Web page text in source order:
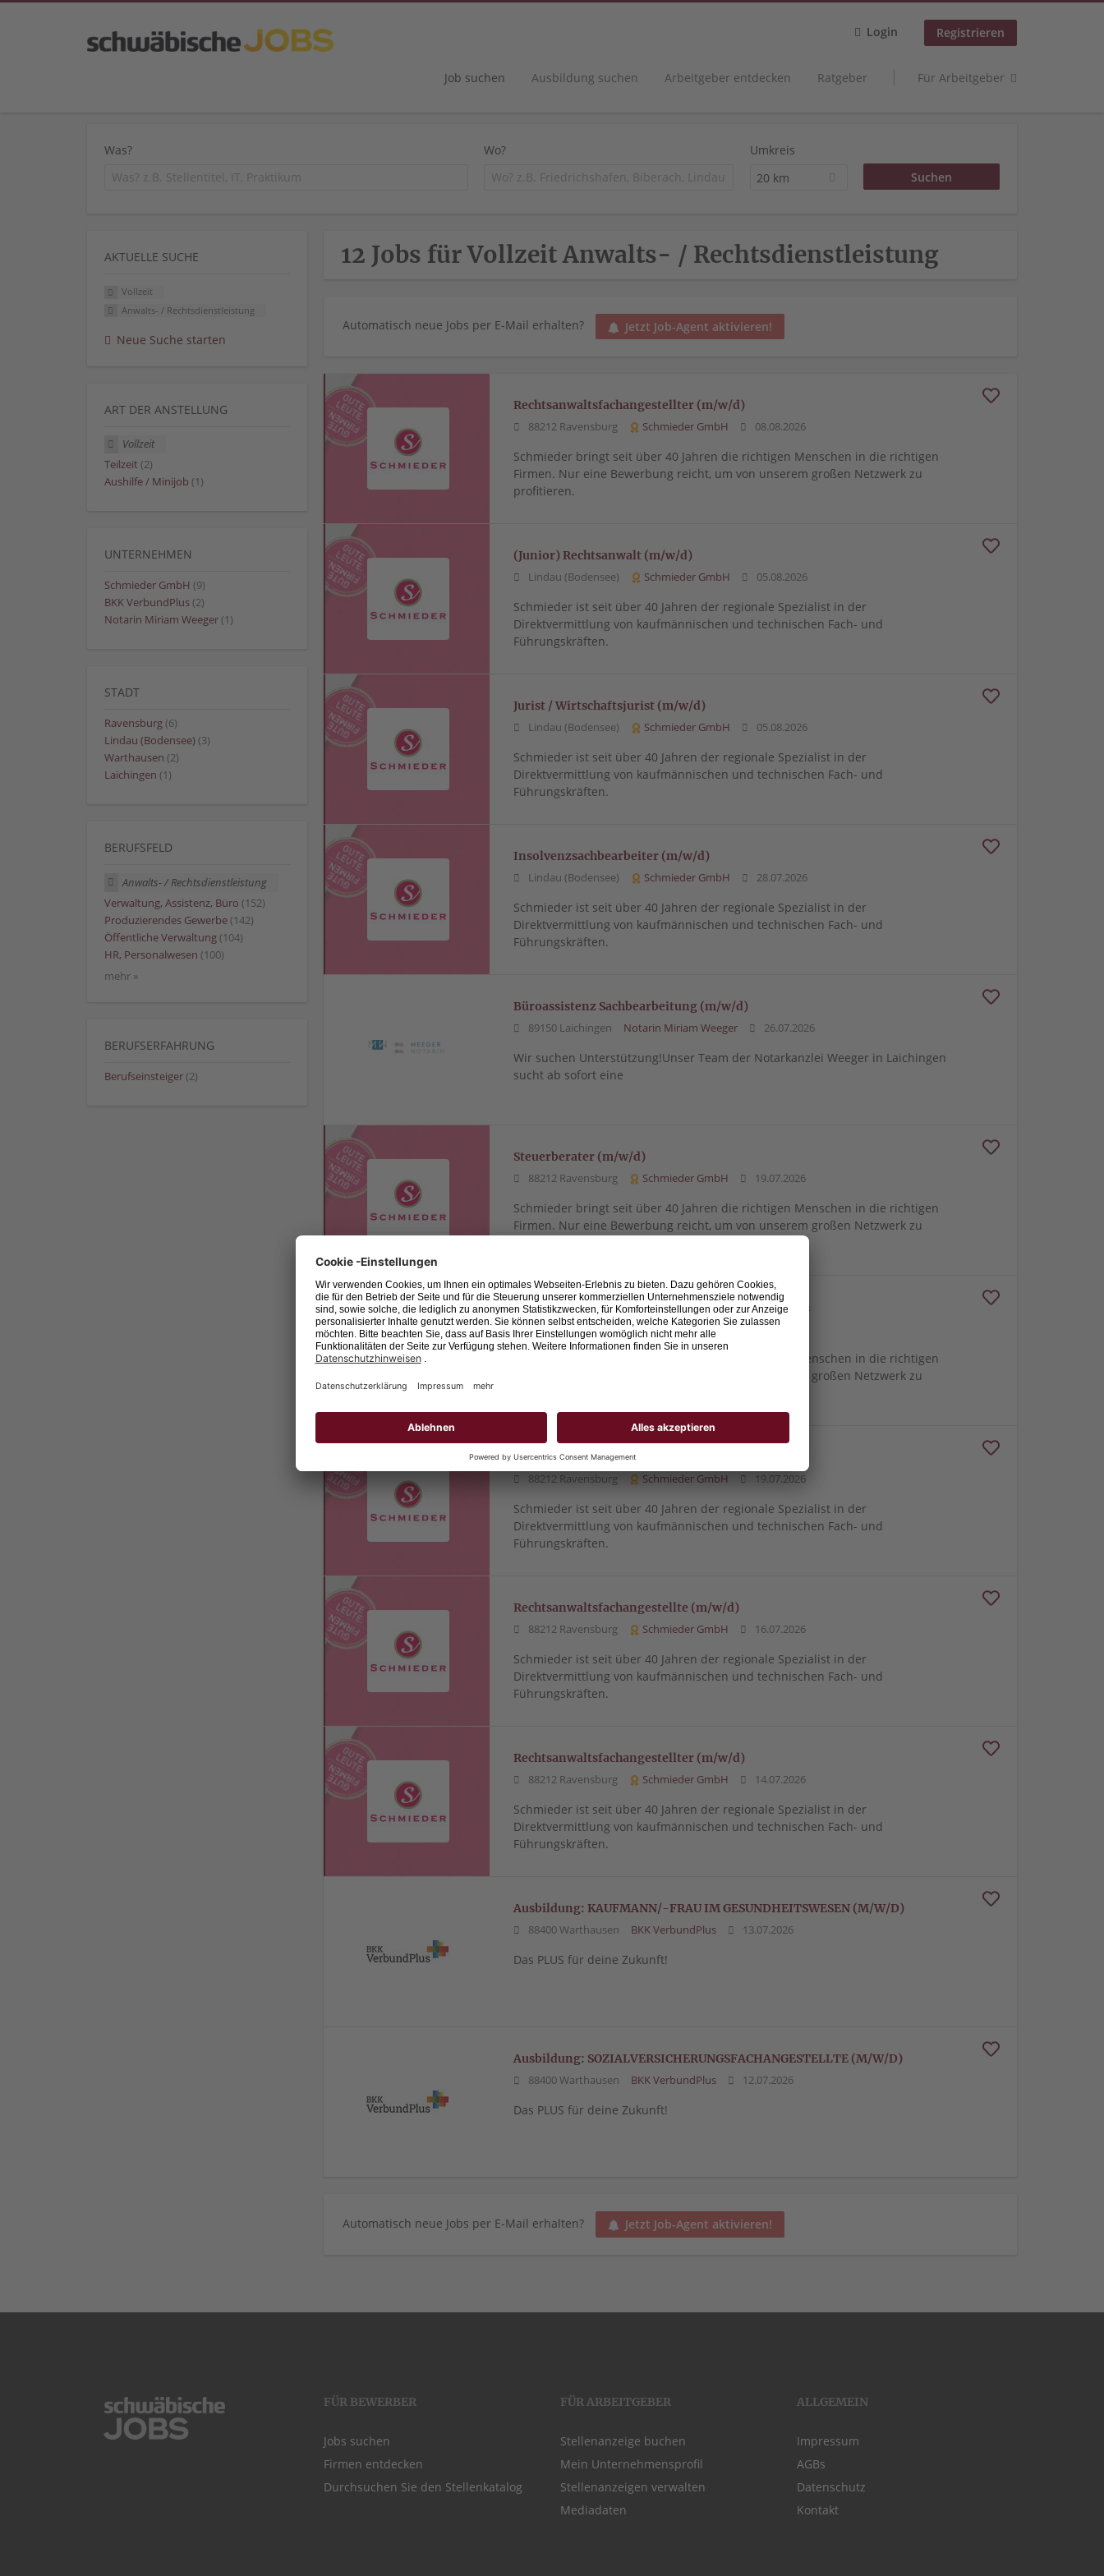
Login Registrieren
Job suchen Ausbildung suchen Arbeitgeber entdecken Ratgeber Für Arbeitgeber
Was? Wo?
Umkreis
20 km
12 Jobs für Vollzeit Anwalts- / Rechtsdienstleistung
Automatisch neue Jobs per E-Mail erhalten? Jetzt Job-Agent aktivieren!
Rechtsanwaltsfachangestellter (m/w/d)
88212 Ravensburg Schmieder GmbH 08.08.2026
Schmieder bringt seit über 40 Jahren die richtigen Menschen in die richtigen
Firmen. Nur eine Bewerbung reicht, um von unserem großen Netzwerk zu
profitieren.
(Junior) Rechtsanwalt (m/w/d)
Lindau (Bodensee) Schmieder GmbH 05.08.2026
Schmieder ist seit über 40 Jahren der regionale Spezialist in der
Direktvermittlung von kaufmännischen und technischen Fach- und
Führungskräften.
Jurist / Wirtschaftsjurist (m/w/d)
Lindau (Bodensee) Schmieder GmbH 05.08.2026
Schmieder ist seit über 40 Jahren der regionale Spezialist in der
Direktvermittlung von kaufmännischen und technischen Fach- und
Führungskräften.
Insolvenzsachbearbeiter (m/w/d)
Lindau (Bodensee) Schmieder GmbH 28.07.2026
Schmieder ist seit über 40 Jahren der regionale Spezialist in der
Direktvermittlung von kaufmännischen und technischen Fach- und
Führungskräften.
Büroassistenz Sachbearbeitung (m/w/d)
89150 Laichingen Notarin Miriam Weeger 26.07.2026
Wir suchen Unterstützung!Unser Team der Notarkanzlei Weeger in Laichingen
sucht ab sofort eine
Steuerberater (m/w/d)
88212 Ravensburg Schmieder GmbH 19.07.2026
Schmieder bringt seit über 40 Jahren die richtigen Menschen in die richtigen
Firmen. Nur eine Bewerbung reicht, um von unserem großen Netzwerk zu
Mitarbeiter (m/w/d) Rechnungswesen und Steuern
88212 Ravensburg Schmieder GmbH 19.07.2026
Schmieder bringt seit über 40 Jahren die richtigen Menschen in die richtigen
Firmen. Nur eine Bewerbung reicht, um von unserem großen Netzwerk zu
Rechtsanwaltsfachangestellte (m/w/d) Sekretariat
88212 Ravensburg Schmieder GmbH 19.07.2026
Schmieder ist seit über 40 Jahren der regionale Spezialist in der
Direktvermittlung von kaufmännischen und technischen Fach- und
Führungskräften.
Rechtsanwaltsfachangestellte (m/w/d)
88212 Ravensburg Schmieder GmbH 16.07.2026
Schmieder ist seit über 40 Jahren der regionale Spezialist in der
Direktvermittlung von kaufmännischen und technischen Fach- und
Führungskräften.
Rechtsanwaltsfachangestellter (m/w/d)
88212 Ravensburg Schmieder GmbH 14.07.2026
Schmieder ist seit über 40 Jahren der regionale Spezialist in der
Direktvermittlung von kaufmännischen und technischen Fach- und
Führungskräften.
Ausbildung: KAUFMANN/-FRAU IM GESUNDHEITSWESEN (M/W/D)
88400 Warthausen BKK VerbundPlus 13.07.2026
Das PLUS für deine Zukunft!
Ausbildung: SOZIALVERSICHERUNGSFACHANGESTELLTE (M/W/D)
88400 Warthausen BKK VerbundPlus 12.07.2026
Das PLUS für deine Zukunft!
Automatisch neue Jobs per E-Mail erhalten? Jetzt Job-Agent aktivieren!
AKTUELLE SUCHE
Vollzeit
Anwalts- / Rechtsdienstleistung
Neue Suche starten
ART DER ANSTELLUNG
Vollzeit
Teilzeit (2)
Aushilfe / Minijob (1)
UNTERNEHMEN
Schmieder GmbH (9)
BKK VerbundPlus (2)
Notarin Miriam Weeger (1)
STADT
Ravensburg (6)
Lindau (Bodensee) (3)
Warthausen (2)
Laichingen (1)
BERUFSFELD
Anwalts- / Rechtsdienstleistung
Verwaltung, Assistenz, Büro (152)
Produzierendes Gewerbe (142)
Öffentliche Verwaltung (104)
HR, Personalwesen (100)
mehr »
BERUFSERFAHRUNG
Berufseinsteiger (2)
FÜR BEWERBER
Jobs suchen
Firmen entdecken
Durchsuchen Sie den Stellenkatalog
FÜR ARBEITGEBER
Stellenanzeige buchen
Mein Unternehmensprofil
Stellenanzeigen verwalten
Mediadaten
ALLGEMEIN
Impressum
AGBs
Datenschutz
Kontakt